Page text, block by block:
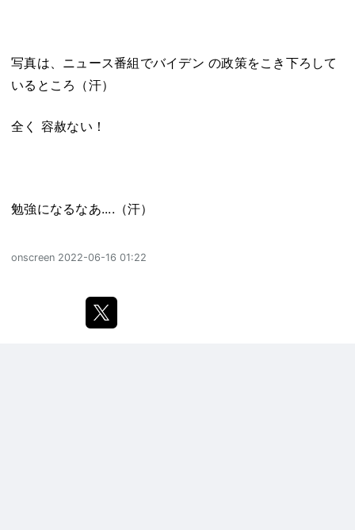
写真は、ニュース番組でバイデン の政策をこき下ろして
いるところ（汗）
全く 容赦ない！
勉強になるなあ....（汗）
onscreen 2022-06-16 01:22